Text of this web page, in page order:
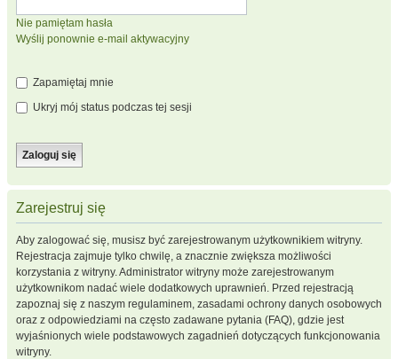
Nie pamiętam hasła
Wyślij ponownie e-mail aktywacyjny
Zapamiętaj mnie
Ukryj mój status podczas tej sesji
Zarejestruj się
Aby zalogować się, musisz być zarejestrowanym użytkownikiem witryny.
Rejestracja zajmuje tylko chwilę, a znacznie zwiększa możliwości
korzystania z witryny. Administrator witryny może zarejestrowanym
użytkownikom nadać wiele dodatkowych uprawnień. Przed rejestracją
zapoznaj się z naszym regulaminem, zasadami ochrony danych osobowych
oraz z odpowiedziami na często zadawane pytania (FAQ), gdzie jest
wyjaśnionych wiele podstawowych zagadnień dotyczących funkcjonowania
witryny.